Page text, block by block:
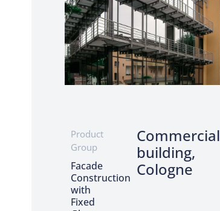
Product
Group
Facade
Construction
with
Fixed
Commercial
building,
Cologne